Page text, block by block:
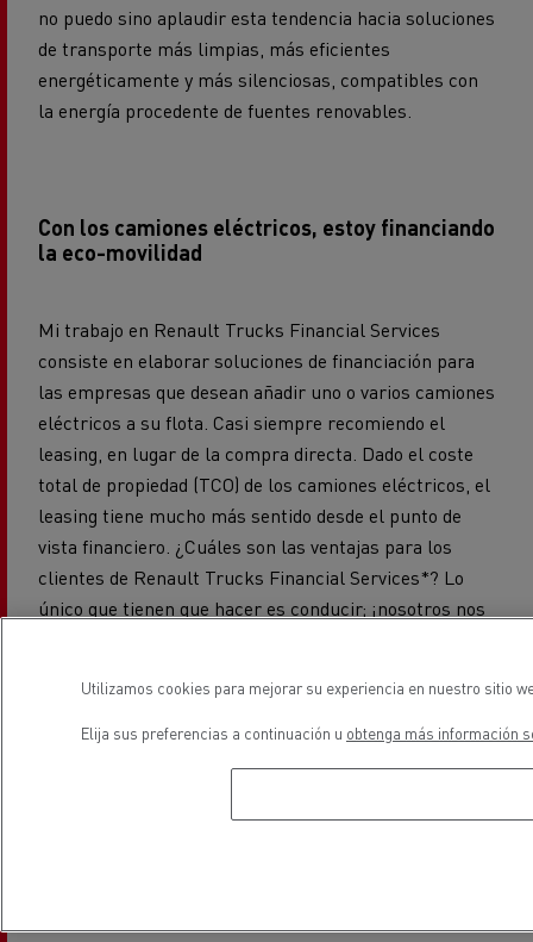
no puedo sino aplaudir esta tendencia hacia soluciones
de transporte más limpias, más eficientes
energéticamente y más silenciosas, compatibles con
la energía procedente de fuentes renovables.
Con los camiones eléctricos, estoy financiando
la eco-movilidad
Mi trabajo en Renault Trucks Financial Services
consiste en elaborar soluciones de financiación para
las empresas que desean añadir uno o varios camiones
eléctricos a su flota. Casi siempre recomiendo el
leasing, en lugar de la compra directa. Dado el coste
total de propiedad (TCO) de los camiones eléctricos, el
leasing tiene mucho más sentido desde el punto de
vista financiero. ¿Cuáles son las ventajas para los
clientes de Renault Trucks Financial Services*? Lo
único que tienen que hacer es conducir; ¡nosotros nos
el más mínimo problema con un camión, el fabricante
se encarga de ello, y devuelve el vehículo a la carretera
lo antes posible: eso es una verdadera tranquilidad.
Utilizamos cookies para mejorar su experiencia en nuestro sitio
Elija sus preferencias a continuación u obtenga más información